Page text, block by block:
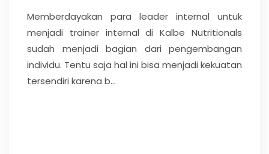
Memberdayakan para leader internal untuk
menjadi trainer internal di Kalbe Nutritionals
sudah menjadi bagian dari pengembangan
individu. Tentu saja hal ini bisa menjadi kekuatan
tersendiri karena b...